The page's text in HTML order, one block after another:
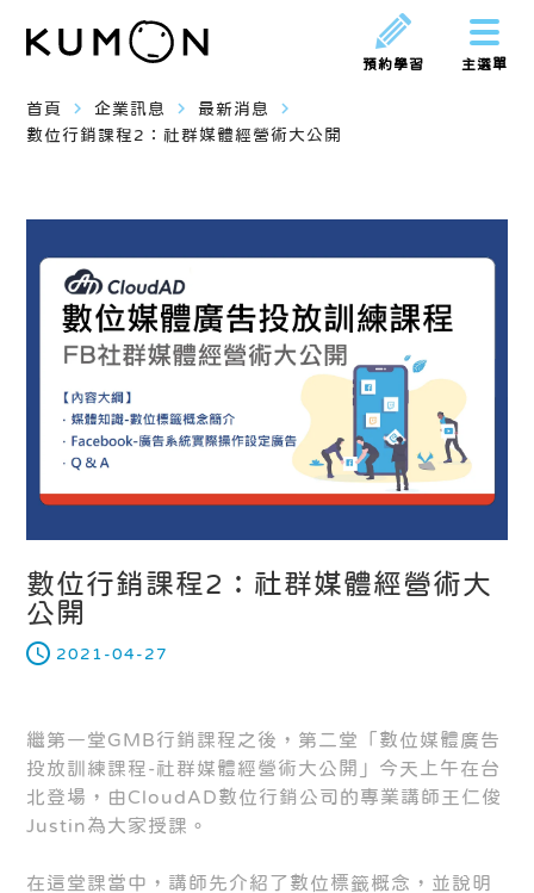
主選單
預約學習
首頁 navigate_next 企業訊息 navigate_next 最新消息 navigate_next
數位行銷課程2：社群媒體經營術大公開
數位行銷課程2：社群媒體經營術大
公開
2021-04-27
繼第一堂GMB行銷課程之後，第二堂「數位媒體廣告
投放訓練課程-社群媒體經營術大公開」今天上午在台
北登場，由CloudAD數位行銷公司的專業講師王仁俊
Justin為大家授課。
在這堂課當中，講師先介紹了數位標籤概念，並說明